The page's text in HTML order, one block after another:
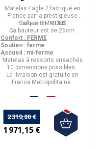
ferme 26cm accueil
équilibré - 10
tailles
Matelas Eagle 2 fabriqué en
France par la prestigieuse
marqueSIMMONS.
Collection :CLUB
Sa hauteur est de 26cm.
Confort : FERME
Soutien : ferme
Accueil : mi-ferme
Matelas à ressorts ensachés
10 dimensions possibles.
La livraison est gratuite en
France Métropolitaine.
2 319,00 €
1 971,15 €